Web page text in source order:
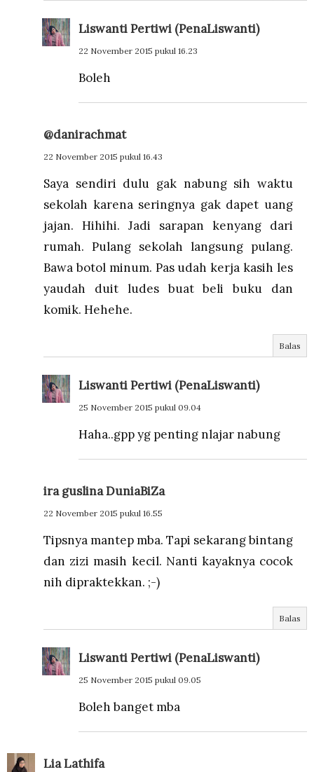
Liswanti Pertiwi (PenaLiswanti)
22 November 2015 pukul 16.23
Boleh
@danirachmat
22 November 2015 pukul 16.43
Saya sendiri dulu gak nabung sih waktu
sekolah karena seringnya gak dapet uang
jajan. Hihihi. Jadi sarapan kenyang dari
rumah. Pulang sekolah langsung pulang.
Bawa botol minum. Pas udah kerja kasih les
yaudah duit ludes buat beli buku dan
komik. Hehehe.
Balas
Liswanti Pertiwi (PenaLiswanti)
25 November 2015 pukul 09.04
Haha..gpp yg penting nlajar nabung
ira guslina DuniaBiZa
22 November 2015 pukul 16.55
Tipsnya mantep mba. Tapi sekarang bintang
dan zizi masih kecil. Nanti kayaknya cocok
nih dipraktekkan. ;-)
Balas
Liswanti Pertiwi (PenaLiswanti)
25 November 2015 pukul 09.05
Boleh banget mba
Lia Lathifa